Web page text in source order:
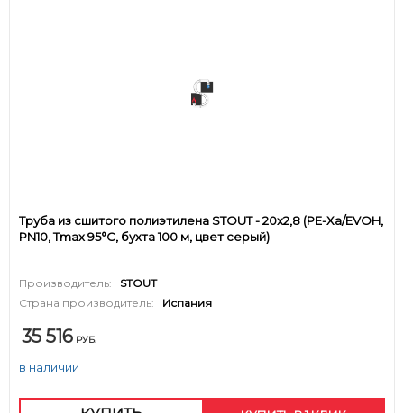
Труба из сшитого полиэтилена STOUT - 20x2,8 (PE-Xa/EVOH,
PN10, Tmax 95°C, бухта 100 м, цвет серый)
Производитель:
STOUT
Страна производитель:
Испания
35 516 РУБ.
в наличии